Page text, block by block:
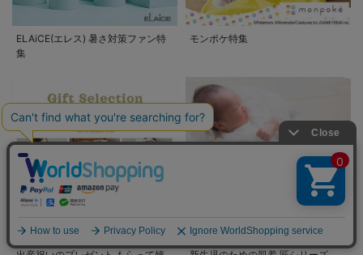
ELAiCE(エレス) 暑さ対策ファン特
集
モンポケ特集